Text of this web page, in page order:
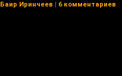
Баир Иринчеев | 6 комментариев